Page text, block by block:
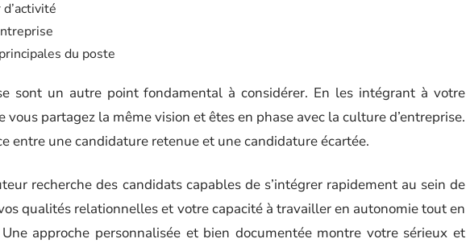
du poste
sont un autre point fondamental à considérer. En les intégrant à votre
partagez la même vision et êtes en phase avec la culture d’entreprise.
entre une candidature retenue et une candidature écartée.
recherche des candidats capables de s’intégrer rapidement au sein de
qualités relationnelles et votre capacité à travailler en autonomie tout en
approche personnalisée et bien documentée montre votre sérieux et